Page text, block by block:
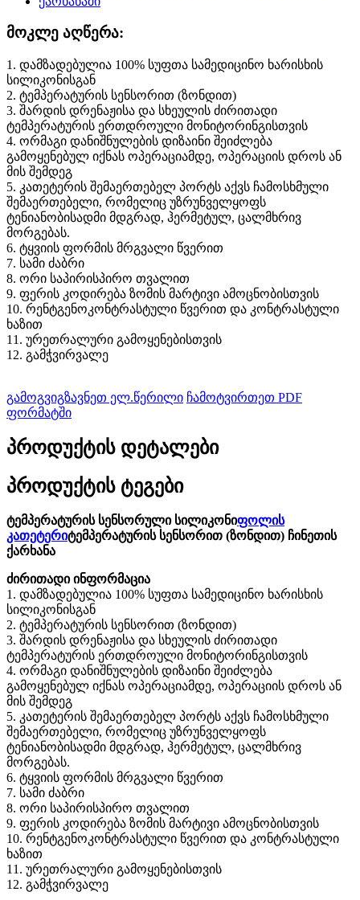
მოკლე აღწერა:
1. დამზადებულია 100% სუფთა სამედიცინო ხარისხის
სილიკონისგან
2. ტემპერატურის სენსორით (ზონდით)
3. შარდის დრენაჟისა და სხეულის ძირითადი
ტემპერატურის ერთდროული მონიტორინგისთვის
4. ორმაგი დანიშნულების დიზაინი შეიძლება
გამოყენებულ იქნას ოპერაციამდე, ოპერაციის დროს ან
მის შემდეგ
5. კათეტერის შემაერთებელ პორტს აქვს ჩამოსხმული
შემაერთებელი, რომელიც უზრუნველყოფს
ტენიანობისადმი მდგრად, ჰერმეტულ, ცალმხრივ
მორგებას.
6. ტყვიის ფორმის მრგვალი წვერით
7. სამი ძაბრი
8. ორი საპირისპირო თვალით
9. ფერის კოდირება ზომის მარტივი ამოცნობისთვის
10. რენტგენოკონტრასტული წვერით და კონტრასტული
ხაზით
11. ურეთრალური გამოყენებისთვის
12. გამჭვირვალე
გამოგვიგზავნეთ ელ.წერილი ჩამოტვირთეთ PDF
ფორმატში
პროდუქტის დეტალები
პროდუქტის ტეგები
ტემპერატურის სენსორული სილიკონიფოლის
კათეტერიტემპერატურის სენსორით (ზონდით) ჩინეთის
ქარხანა
ძირითადი ინფორმაცია
1. დამზადებულია 100% სუფთა სამედიცინო ხარისხის
სილიკონისგან
2. ტემპერატურის სენსორით (ზონდით)
3. შარდის დრენაჟისა და სხეულის ძირითადი
ტემპერატურის ერთდროული მონიტორინგისთვის
4. ორმაგი დანიშნულების დიზაინი შეიძლება
გამოყენებულ იქნას ოპერაციამდე, ოპერაციის დროს ან
მის შემდეგ
5. კათეტერის შემაერთებელ პორტს აქვს ჩამოსხმული
შემაერთებელი, რომელიც უზრუნველყოფს
ტენიანობისადმი მდგრად, ჰერმეტულ, ცალმხრივ
მორგებას.
6. ტყვიის ფორმის მრგვალი წვერით
7. სამი ძაბრი
8. ორი საპირისპირო თვალით
9. ფერის კოდირება ზომის მარტივი ამოცნობისთვის
10. რენტგენოკონტრასტული წვერით და კონტრასტული
ხაზით
11. ურეთრალური გამოყენებისთვის
12. გამჭვირვალე